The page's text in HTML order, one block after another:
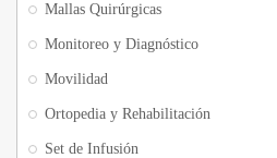
Mallas Quirúrgicas
Monitoreo y Diagnóstico
Movilidad
Ortopedia y Rehabilitación
Set de Infusión